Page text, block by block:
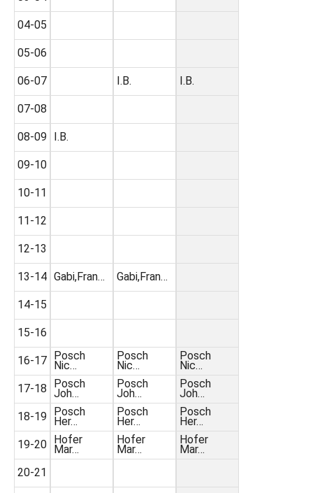
04-05
05-06
06-07
07-08
08-09
09-10
10-11
11-12
12-13
13-14
14-15
15-16
16-17
17-18
18-19
19-20
20-21
I.B.
Gabi,Fran…
Posch
Nic…
Posch
Joh…
Posch
Her…
Hofer
Mar…
I.B.
Gabi,Fran…
Posch
Nic…
Posch
Joh…
Posch
Her…
Hofer
Mar…
I.B.
Posch
Nic…
Posch
Joh…
Posch
Her…
Hofer
Mar…